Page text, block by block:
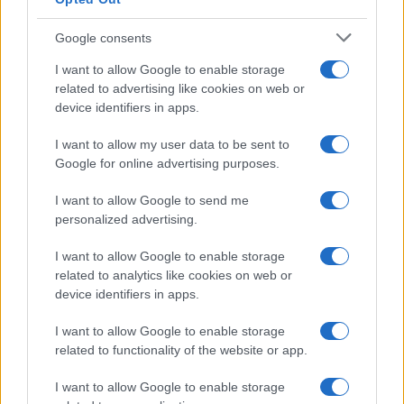
Google consents
I want to allow Google to enable storage
related to advertising like cookies on web or
device identifiers in apps.
I want to allow my user data to be sent to
Google for online advertising purposes.
I want to allow Google to send me
personalized advertising.
I want to allow Google to enable storage
related to analytics like cookies on web or
device identifiers in apps.
I want to allow Google to enable storage
related to functionality of the website or app.
I want to allow Google to enable storage